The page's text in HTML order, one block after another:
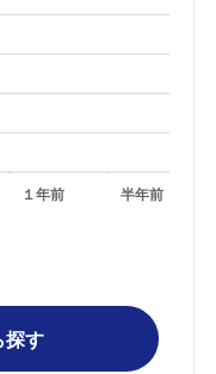
１年前 半年前
探す